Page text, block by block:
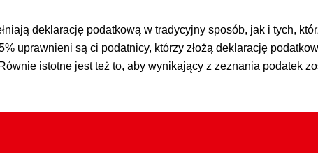
deklarację podatkową w tradycyjny sposób, jak i tych,
uprawnieni są ci podatnicy, którzy złożą deklarację
istotne jest też to, aby wynikający z zeznania podatek